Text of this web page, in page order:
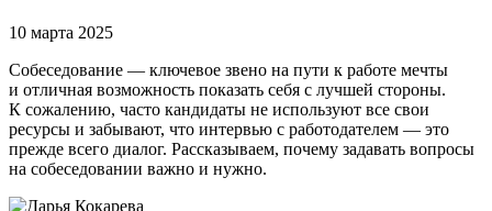
10 марта 2025
Собеседование — ключевое звено на пути к работе мечты
и отличная возможность показать себя с лучшей стороны.
К сожалению, часто кандидаты не используют все свои
ресурсы и забывают, что интервью с работодателем — это
прежде всего диалог. Рассказываем, почему задавать вопросы
на собеседовании важно и нужно.